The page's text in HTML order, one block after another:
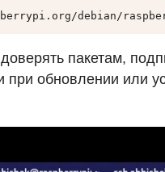
debian/
пакетам,
обновлении или